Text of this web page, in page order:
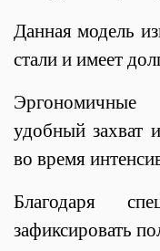
Данная модель
стали и имеет
Эргономичные
удобный захват
во время
Благодаря
зафиксировать